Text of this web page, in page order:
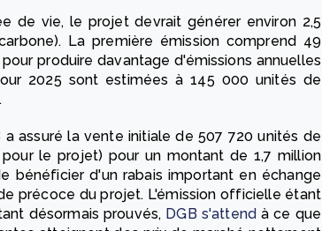
de vie, le projet devrait générer environ 2,5
La première émission comprend 49
produire davantage d'émissions annuelles
2025 sont estimées à 145 000 unités de
assuré la vente initiale de 507 720 unités de
le projet) pour un montant de 1,7 million
bénéficier d'un rabais important en échange
précoce du projet. L'émission officielle étant
désormais prouvés, DGB s'attend à ce que